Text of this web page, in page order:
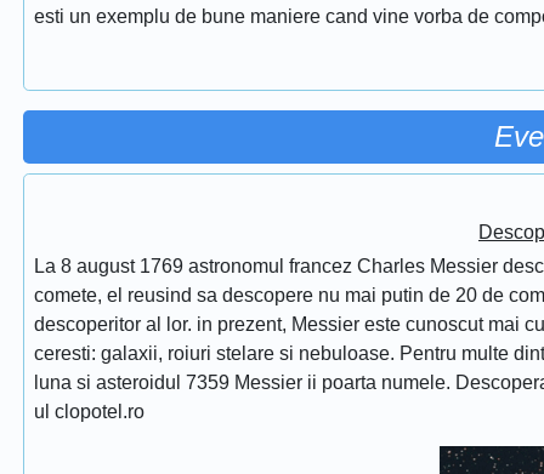
esti un exemplu de bune maniere cand vine vorba de
La 8 august 1769 astronomul francez Charles Messier
comete, el reusind sa descopere nu mai putin de 20 de
descoperitor al lor. in prezent, Messier este cunoscut mai
ceresti: galaxii, roiuri stelare si nebuloase. Pentru multe
luna si asteroidul 7359 Messier ii poarta numele.
ul clopotel.ro